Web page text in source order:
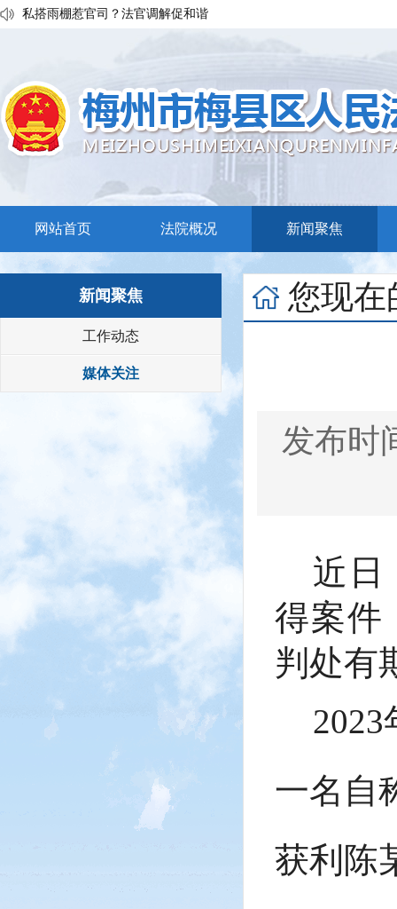
私搭雨棚惹官司？法官调解促和谐
网站首页 法院概况 新闻聚焦
新闻聚焦
工作动态
媒体关注
您现
发布时
近日
得案件
判处有
一名自
获利陈